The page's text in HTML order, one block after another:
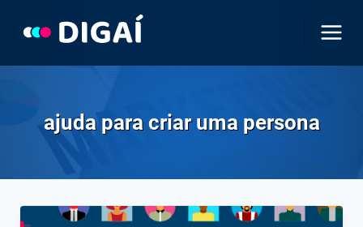
ajuda para criar uma persona